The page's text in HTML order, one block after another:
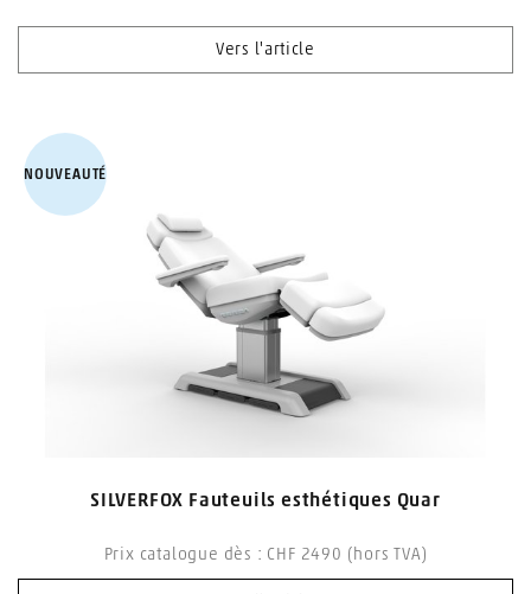
Vers l'article
SILVERFOX Fauteuils esthétiques Quar
Prix catalogue dès : CHF 2490 (hors TVA)
NOUVEAUTÉ